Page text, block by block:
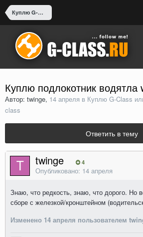
Куплю G-Class или что-нибудь для G-class
Куплю подлокотник водятла
Автор: twinge, 14 апреля в Куплю G-Class
class
Ответить в тему
twinge 4
Опубликовано: 14 апреля
Знаю, что редкость, знаю, что дорого. Но
сборе с железкой/кронштейном
Изменено 14 апреля пользователем